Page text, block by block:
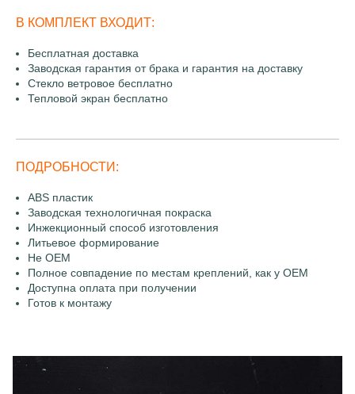
В КОМПЛЕКТ ВХОДИТ:
Бесплатная доставка
Заводская гарантия от брака и гарантия на доставку
Стекло ветровое бесплатно
Тепловой экран бесплатно
ПОДРОБНОСТИ:
ABS пластик
Заводская технологичная покраска
Инжекционный способ изготовления
Литьевое формирование
Не OEM
Полное совпадение по местам креплений, как у OEM
Доступна оплата при получении
Готов к монтажу